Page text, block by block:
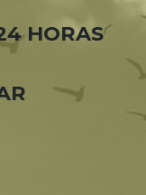
HORAS